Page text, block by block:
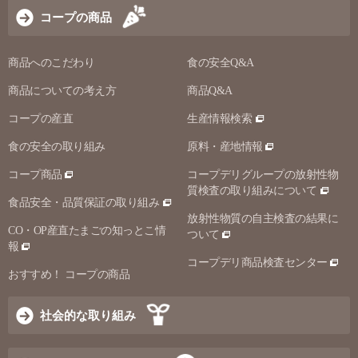
コープの商品
商品へのこだわり
商品についての考え方
コープの産直
食の安全の取り組み
コープ商品
食品安全・品質保証の取り組み
CO・OP産直たまごの知っとこ情
報
おすすめ！ コープの商品
食の安全Q&A
商品Q&A
生産情報検索
原料・産地情報
コープデリグループの放射性物
質検査の取り組みについて
放射性物質の自主検査の結果に
ついて
コープデリ商品検査センター
社会的な取り組み